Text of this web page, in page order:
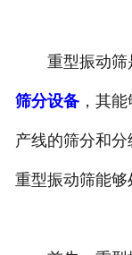
重型振动筛
筛分设备，其能
产线的筛分和
重型振动筛能够